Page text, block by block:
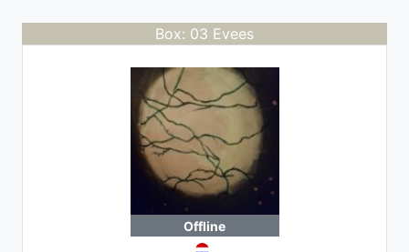
Box: 03 Evees
Offline